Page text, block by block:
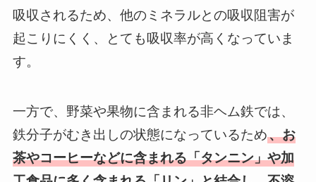
吸収されるため、他のミネラルとの吸収阻害が
起こりにくく、とても吸収率が高くなっていま
す。
一方で、野菜や果物に含まれる非ヘム鉄では、
鉄分子がむき出しの状態になっているため、お
茶やコーヒーなどに含まれる「タンニン」や加